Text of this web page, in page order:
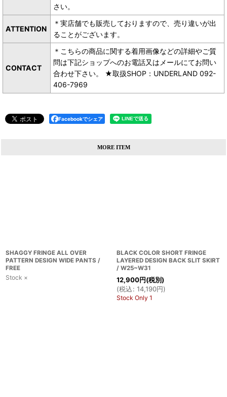
さい。
ATTENTION
＊実店舗でも販売しておりますので、売り違いが出
ることがございます。
CONTACT
＊こちらの商品に関する着用画像などの詳細やご質
問は下記ショップへのお電話又はメールにてお問い
合わせ下さい。 ★取扱SHOP：UNDERLAND 092-
406-7969
Facebookでシェア
MORE ITEM
SHAGGY FRINGE ALL OVER
PATTERN DESIGN WIDE PANTS /
FREE
Stock ×
BLACK COLOR SHORT FRINGE
LAYERED DESIGN BACK SLIT SKIRT
/ W25~W31
12,900円(税別)
(税込: 14,190円)
Stock Only 1